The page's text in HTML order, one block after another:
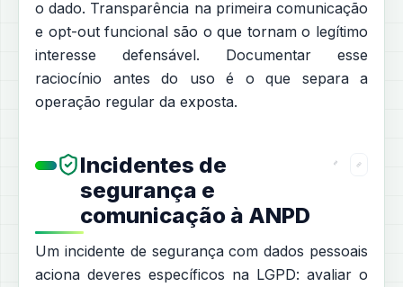
o dado. Transparência na primeira comunicação
e opt-out funcional são o que tornam o legítimo
interesse defensável. Documentar esse
raciocínio antes do uso é o que separa a
operação regular da exposta.
Incidentes de
segurança e
comunicação à ANPD
Um incidente de segurança com dados pessoais
aciona deveres específicos na LGPD: avaliar o